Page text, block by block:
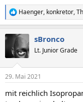
R
e
e
:
Haenger, konkretor,
sBronco
Lt. Junior Grade
29. Mai 2021
mit reichlich